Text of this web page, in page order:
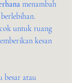
menambah
untuk ruang
kesan
atau